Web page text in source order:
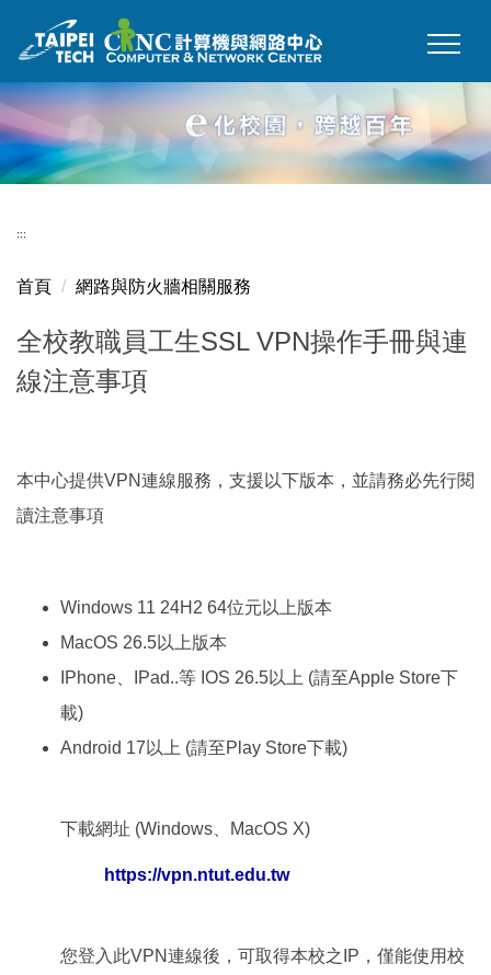
到
要
內
容
區
:::
首頁 網路與防火牆相關服務
全校教職員工生SSL VPN操作手冊與連
線注意事項
本中心提供VPN連線服務， 支援以下版本，並請務必先行閱
讀注意事項
Windows 11 24H2 64位元以上版本
MacOS 26.5以上版本
IPhone、IPad..等 IOS 26.5以上 (請至Apple Store下
載)
Android 17以上 (請至Play Store下載)
下載網址 (Windows、MacOS X)
https://vpn.ntut.edu.tw
您登入此VPN連線後，可取得本校之IP，僅能使用校